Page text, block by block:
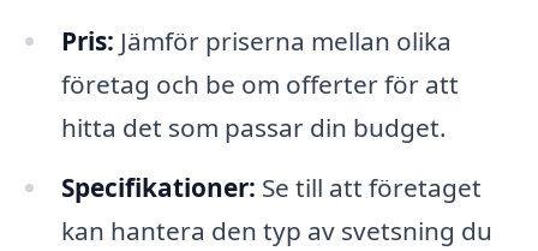
Pris: Jämför priserna mellan olika
företag och be om offerter för att
hitta det som passar din budget.
Specifikationer: Se till att företaget
kan hantera den typ av svetsning du